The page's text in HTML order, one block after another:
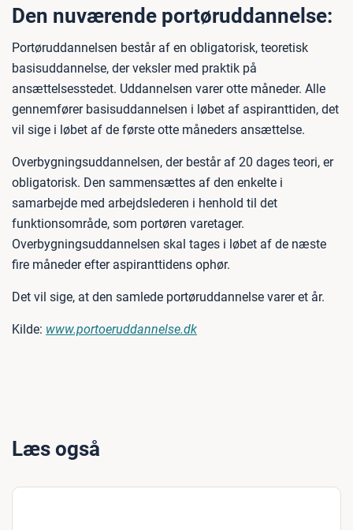
Den nuværende portøruddannelse:
Portøruddannelsen består af en obligatorisk, teoretisk
basisuddannelse, der veksler med praktik på
ansættelsesstedet. Uddannelsen varer otte måneder. Alle
gennemfører basisuddannelsen i løbet af aspiranttiden, det
vil sige i løbet af de første otte måneders ansættelse.
Overbygningsuddannelsen, der består af 20 dages teori, er
obligatorisk. Den sammensættes af den enkelte i
samarbejde med arbejdslederen i henhold til det
funktionsområde, som portøren varetager.
Overbygningsuddannelsen skal tages i løbet af de næste
fire måneder efter aspiranttidens ophør.
Det vil sige, at den samlede portøruddannelse varer et år.
Kilde: www.portoeruddannelse.dk
Læs også